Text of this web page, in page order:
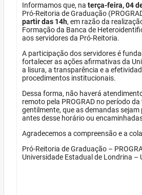
Informamos que, na terça-feira, 04
Pró-Reitoria de Graduação
partir das 14h, em razão da
Formação da Banca de
aos servidores da Pró-Reitoria.
A participação dos servidores é
fortalecer as ações afirmativas da
a lisura, a transparência e a
procedimentos institucionais.
Dessa forma, não haverá
remoto pela PROGRAD no período
gentilmente, que as demandas
antes desse horário ou
Agradecemos a compreensão e a
Pró-Reitoria de Graduação –
Universidade Estadual de Londrina –